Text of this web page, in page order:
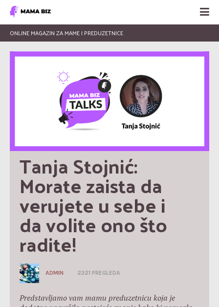
ONLINE MAGAZIN ZA MAME I PREDUZETNICE
Tanja Stojnić:
Morate zaista da
verujete u sebe i
da volite ono što
radite!
ADMIN 2321 PREGLEDA
Predstavljamo vam mamu preduzetnicu koja je